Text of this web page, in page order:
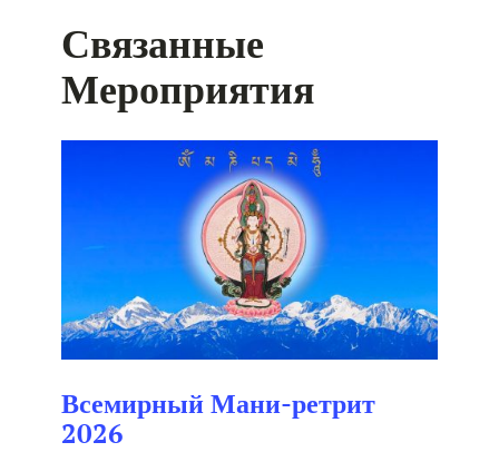
Связанные
Мероприятия
Всемирный Мани-ретрит
2026